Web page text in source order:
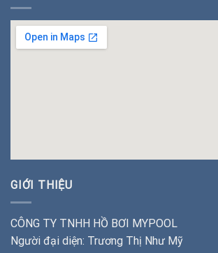
GIỚI THIỆU
CÔNG TY TNHH HỒ BƠI MYPOOL
Người đại diện: Trương Thị Như Mỹ